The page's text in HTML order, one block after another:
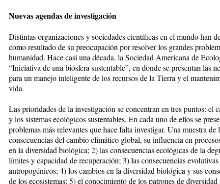
Nuevas agendas de investigación
Distintas organizaciones y sociedades científicas en el mundo han
como resultado de su preocupación por resolver los grandes
humanidad. Hace casi una década, la Sociedad Americana de
“Iniciativa de una biósfera sustentable”, en donde se presentan las
para un manejo inteligente de los recursos de la Tierra y el
vida.
Las prioridades de la investigación se concentran en tres puntos:
y los sistemas ecológicos sustentables. En cada uno de ellos se
problemas más relevantes que hace falta investigar. Una muestra de
consecuencias del cambio climático global, su influencia en
en la diversidad biológica; 2) las consecuencias ecológicas de la
límites y capacidad de recuperación; 3) las consecuencias
antropogénicos; 4) los cambios en la diversidad biológica y sus
de los ecosistemas; 5) el conocimiento de los patrones de